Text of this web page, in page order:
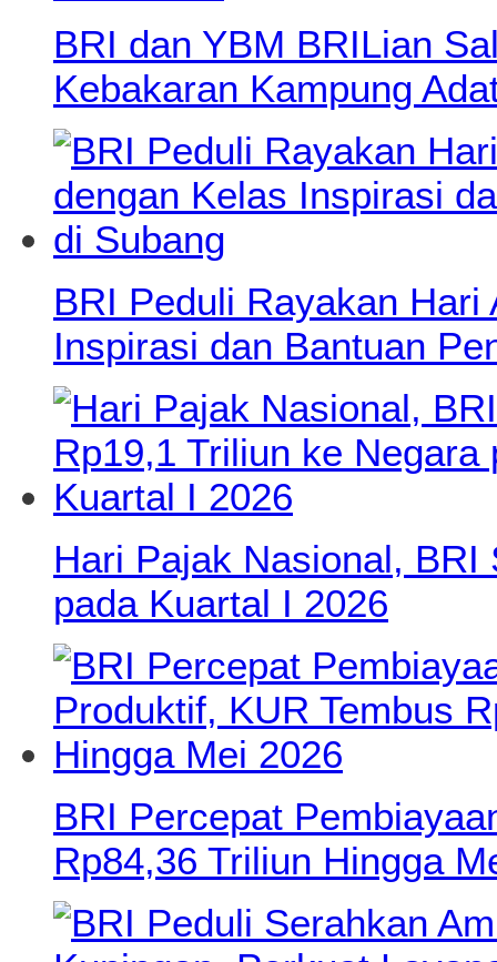
BRI dan YBM BRILian
Kebakaran Kampung
BRI Peduli Rayakan
Inspirasi dan Bantuan
Hari Pajak Nasional, BRI
pada Kuartal I 2026
BRI Percepat
Rp84,36 Triliun Hingga